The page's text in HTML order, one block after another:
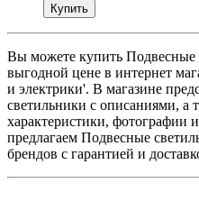
Вы можете купить Подвесные
выгодной цене в интернет
и электрики'. В магазине
светильники с описаниями, а
характеристики, фотографии
предлагаем Подвесные
брендов с гарантией и